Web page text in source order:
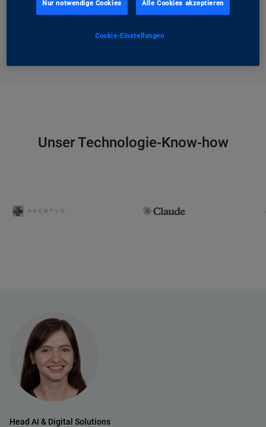
Termin vereinbaren
Unser Technologie-Know-how
Head AI & Digital Solutions
Nur notwendige Cookies Alle Cookies akzeptieren
Cookie-Einstellungen